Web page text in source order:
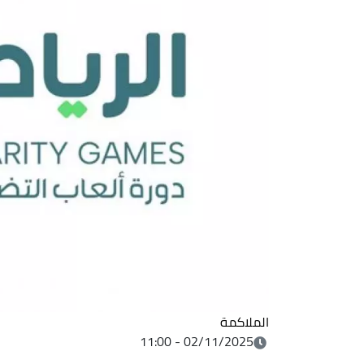
الملاكمة
02/11/2025 - 11:00